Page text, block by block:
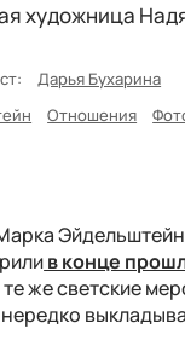
художница
Дарья Бухарина
Отношения
в конце
же светские